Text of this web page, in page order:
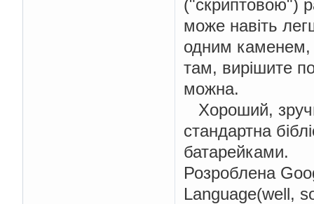
("скриптовою")
може навіть
одним каменем,
там, вирішите
можна.
Хороший,
стандартна
батарейками.
Розроблена
Language(well,